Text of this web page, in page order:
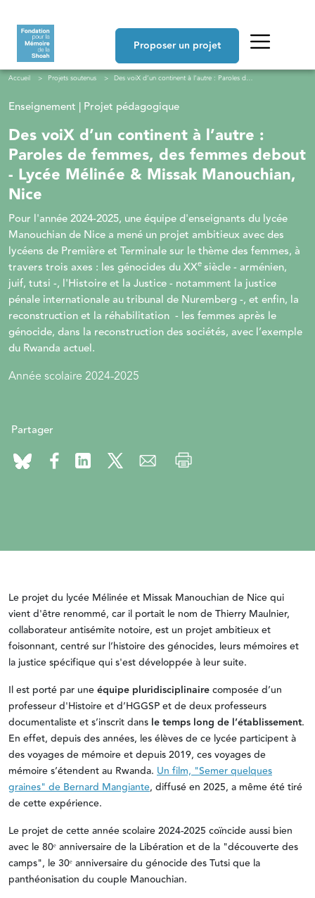
Proposer un projet
Fil d'Ariane
Accueil Projets soutenus Des voiX d’un continent à l’autre : Paroles de femmes, des femmes debout - Lycée Mélinée & Missak Manouchian, Nice
Enseignement | Projet pédagogique
Des voiX d’un continent à l’autre :
Paroles de femmes, des femmes debout
- Lycée Mélinée & Missak Manouchian,
Nice
Pour l'année 2024-2025, une équipe d'enseignants du lycée
Manouchian de Nice a mené un projet ambitieux avec des
lycéens de Première et Terminale sur le thème des femmes, à
travers trois axes : les génocides du XXesiècle - arménien,
juif, tutsi -, l'Histoire et la Justice - notamment la justice
pénale internationale au tribunal de Nuremberg -, et enfin, la
reconstruction et la réhabilitation - les femmes après le
génocide, dans la reconstruction des sociétés, avec l’exemple
du Rwanda actuel.
Année scolaire 2024-2025
Partager
Le projet du lycée Mélinée et Missak Manouchian de Nice qui
vient d'être renommé, car il portait le nom de Thierry Maulnier,
collaborateur antisémite notoire, est un projet ambitieux et
foisonnant, centré sur l’histoire des génocides, leurs mémoires et
la justice spécifique qui s'est développée à leur suite.
Il est porté par uneéquipe pluridisciplinairecomposée d’un
professeur d'Histoire et d’HGGSP et de deux professeurs
documentaliste et s’inscrit dans le temps long de l’établissement.
En effet, depuis des années, les élèves de ce lycée participent à
des voyages de mémoire et depuis 2019, ces voyages de
mémoire s’étendent au Rwanda. Un film, "Semer quelques
graines" de Bernard Mangiante, diffusé en 2025, a même été tiré
de cette expérience.
Le projet de cette année scolaire 2024-2025 coïncide aussi bien
avec le 80ᵉ anniversaire de la Libération et de la "découverte des
camps", le 30ᵉ anniversaire du génocide des Tutsi que la
panthéonisation du couple Manouchian.